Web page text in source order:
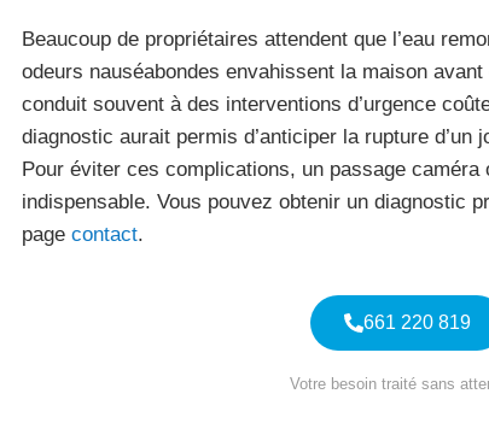
Beaucoup de propriétaires attendent que l’eau
odeurs nauséabondes envahissent la maison
conduit souvent à des interventions d’urgence
diagnostic aurait permis d’anticiper la rupture d’un
Pour éviter ces complications, un passage caméra
indispensable. Vous pouvez obtenir un diagnostic
page contact.
661 220 819
Votre besoin traité sans